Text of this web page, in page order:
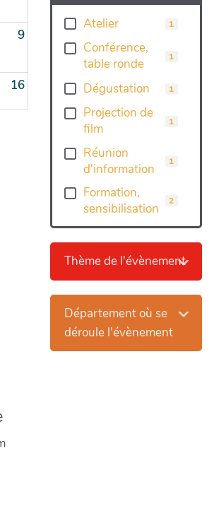
Atelier 1
Conférence,
table ronde
1
Dégustation 1
Projection de
film
1
Réunion
d'information
1
Formation,
sensibilisation
2
Thème de l'évènement
Département où se
déroule l'évènement
9
16
: entreprendre au féminin